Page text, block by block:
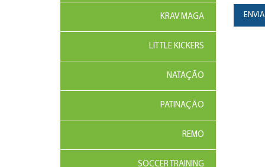
KRAV MAGA
LITTLE KICKERS
NATAÇÃO
PATINAÇÃO
REMO
SOCCER TRAINING